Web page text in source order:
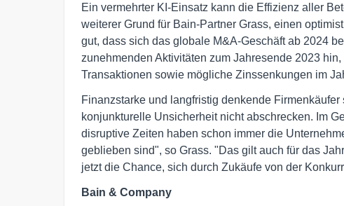
Ein vermehrter KI-Einsatz kann die Effizienz aller
weiterer Grund für Bain-Partner Grass, einen
gut, dass sich das globale M&A-Geschäft ab 2024
zunehmenden Aktivitäten zum Jahresende 2023
Transaktionen sowie mögliche Zinssenkungen im
Finanzstarke und langfristig denkende
konjunkturelle Unsicherheit nicht abschrecken. Im
disruptive Zeiten haben schon immer die
geblieben sind", so Grass. "Das gilt auch für das
jetzt die Chance, sich durch Zukäufe von der
Bain & Company